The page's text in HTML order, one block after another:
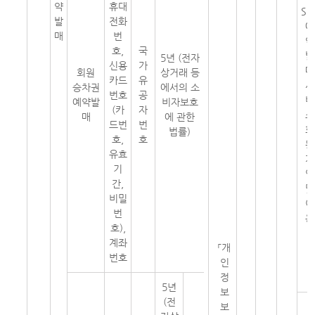
약
발
매
회원
승차권
예약발
매
휴대
전화
번
호,
신용
카드
번호
(카
드번
호,
유효
기
간,
비밀
번
호),
계좌
번호
국
가
유
공
자
번
호
5년 (전자
상거래 등
에서의 소
비자보호
에 관한
법률)
5년
(전
「개
인
정
보
보
예
약
발
매
서
비
스
회
원
가
입
및
이
용